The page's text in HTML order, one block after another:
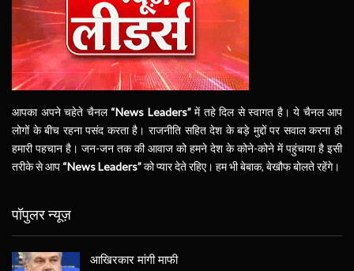
आपका अपने चहेते चैनल “News Leaders”में तहे दिल से स्वागत है। ये चैनल आप
लोगों के बीच रहना पसंद करता है। राजनीति सहित देश के बड़े मुद्दों पर सवाल करना ही
हमारी पहचान है। जन-जन तक की आवाज को हमने देश के कोने-कोने में पहुंचाया है इसी
तरीके से आप “News Leaders”को प्यार देते रहिए। हम भी बेबाक, बेखौफ बोलते रहेंगे।
पॉपुलर न्यूज़
आखिरकार मांगी माफी